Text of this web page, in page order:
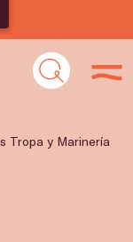
Tropa y Marinería